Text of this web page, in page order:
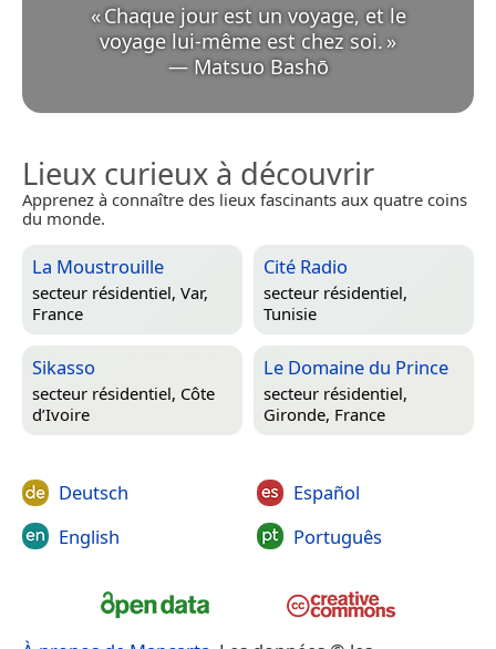
«Chaque jour est un voyage, et le
voyage lui-même est chez soi.
— Matsuo Bashō
Lieux curieux à découvrir
Apprenez à connaître des lieux fascinants aux quatre coins
du monde.
La Moustrouille
secteur résidentiel, Var,
France
Cité Radio
secteur résidentiel,
Tunisie
Sikasso
secteur résidentiel, Côte
d’Ivoire
Le Domaine du Prince
secteur résidentiel,
Gironde, France
Deutsch
English
Español
Português